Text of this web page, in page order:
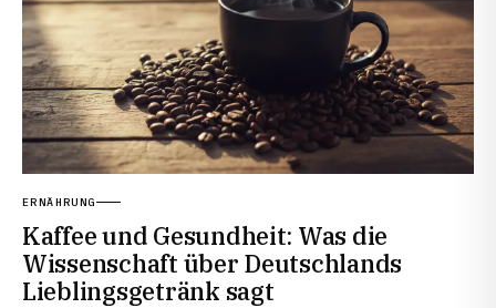
ERNÄHRUNG
Kaffee und Gesundheit: Was die
Wissenschaft über Deutschlands
Lieblingsgetränk sagt